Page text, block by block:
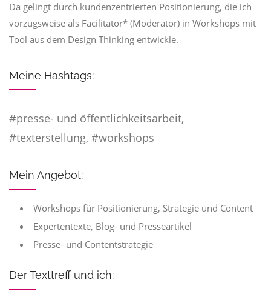
Da gelingt durch kundenzentrierten Positionierung, die ich
vorzugsweise als Facilitator* (Moderator) in Workshops mit
Tool aus dem Design Thinking entwickle.
Meine Hashtags:
#presse- und öffentlichkeitsarbeit,
#texterstellung, #workshops
Mein Angebot:
Workshops für Positionierung, Strategie und Content
Expertentexte, Blog- und Presseartikel
Presse- und Contentstrategie
Der Texttreff und ich: